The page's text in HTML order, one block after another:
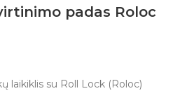
padas Roloc
laikiklis su Roll Lock (Roloc)